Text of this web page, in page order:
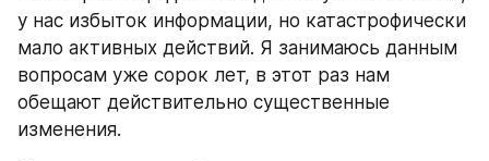
у нас избыток информации, но катастрофически
мало активных действий. Я занимаюсь данным
вопросам уже сорок лет, в этот раз нам
обещают действительно существенные
изменения.